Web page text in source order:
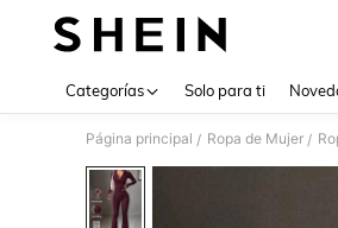
Categorías Solo para ti
Página principal / Ropa de Mujer /